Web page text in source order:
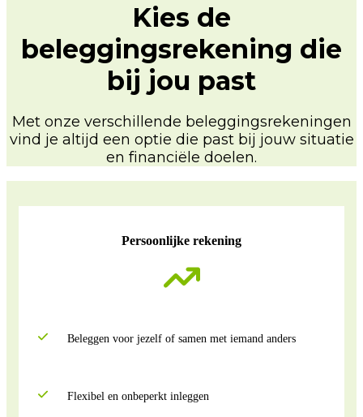
Kies de
beleggingsrekening die
bij jou past
Met onze verschillende beleggingsrekeningen
vind je altijd een optie die past bij jouw situatie
en financiële doelen.
Persoonlijke rekening
Beleggen voor jezelf of samen met iemand anders
Flexibel en onbeperkt inleggen